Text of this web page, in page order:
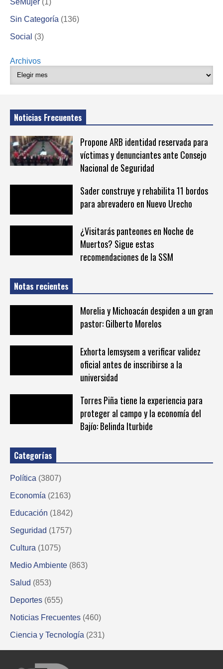
Sin Categoría (136)
Social (3)
Archivos
Noticias Frecuentes
Propone ARB identidad reservada para
víctimas y denunciantes ante Consejo
Nacional de Seguridad
Sader construye y rehabilita 11 bordos
para abrevadero en Nuevo Urecho
¿Visitarás panteones en Noche de
Muertos? Sigue estas
recomendaciones de la SSM
Notas recientes
Morelia y Michoacán despiden a un gran
pastor: Gilberto Morelos
Exhorta Iemsysem a verificar validez
oficial antes de inscribirse a la
universidad
Torres Piña tiene la experiencia para
proteger al campo y la economía del
Bajío: Belinda Iturbide
Categorías
Política (3807)
Economía (2163)
Educación (1842)
Seguridad (1757)
Cultura (1075)
Medio Ambiente (863)
Salud (853)
Deportes (655)
Noticias Frecuentes (460)
Ciencia y Tecnología (231)